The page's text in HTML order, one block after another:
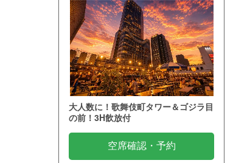
大人数に！歌舞伎町タワー＆ゴジラ目
の前！3H飲放付
空席確認・予約